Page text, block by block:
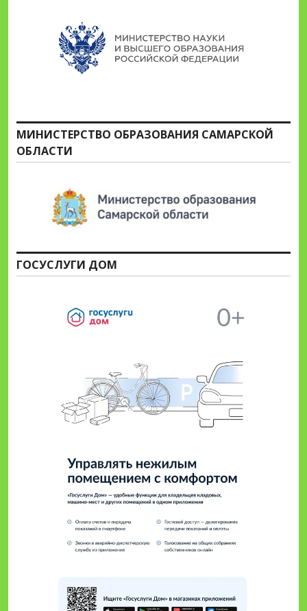
МИНИСТЕРСТВО ОБРАЗОВАНИЯ САМАРСКОЙ
ОБЛАСТИ
ГОСУСЛУГИ ДОМ